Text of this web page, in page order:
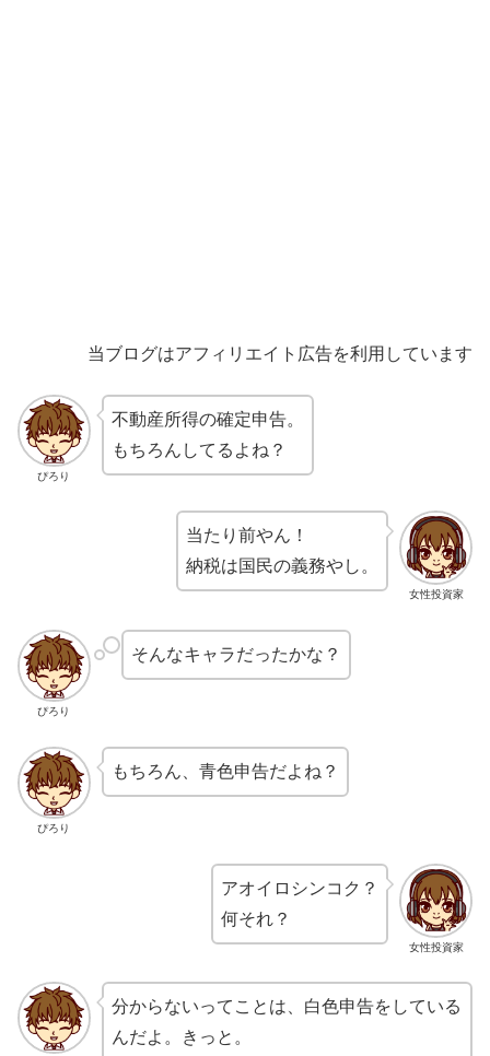
当ブログはアフィリエイト広告を利用しています
ぴろり
不動産所得の確定申告。
もちろんしてるよね？
女性投資家
当たり前やん！
納税は国民の義務やし。
ぴろり
そんなキャラだったかな？
ぴろり
もちろん、青色申告だよね？
女性投資家
アオイロシンコク？
何それ？
分からないってことは、白色申告をしている
んだよ。きっと。